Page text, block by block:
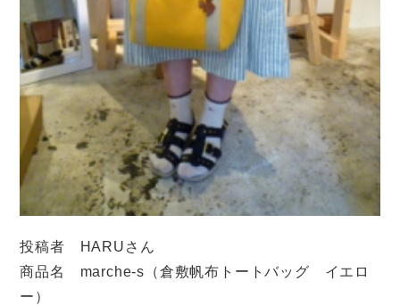
投稿者 HARUさん
商品名 marche-s（倉敷帆布トートバッグ イエロ
ー）